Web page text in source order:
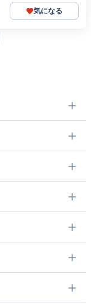
気になる